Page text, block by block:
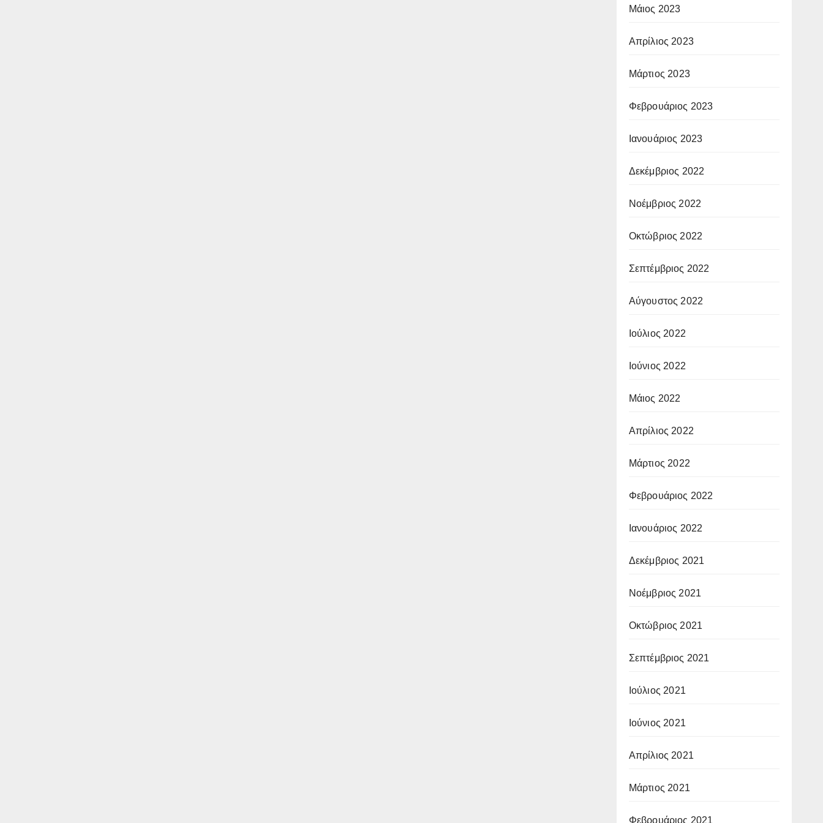
Μάιος 2023
Απρίλιος 2023
Μάρτιος 2023
Φεβρουάριος 2023
Ιανουάριος 2023
Δεκέμβριος 2022
Νοέμβριος 2022
Οκτώβριος 2022
Σεπτέμβριος 2022
Αύγουστος 2022
Ιούλιος 2022
Ιούνιος 2022
Μάιος 2022
Απρίλιος 2022
Μάρτιος 2022
Φεβρουάριος 2022
Ιανουάριος 2022
Δεκέμβριος 2021
Νοέμβριος 2021
Οκτώβριος 2021
Σεπτέμβριος 2021
Ιούλιος 2021
Ιούνιος 2021
Απρίλιος 2021
Μάρτιος 2021
Φεβρουάριος 2021